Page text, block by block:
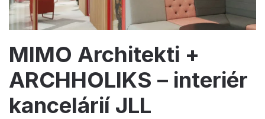
MIMO Architekti +
ARCHHOLIKS – interiér
kancelárií JLL